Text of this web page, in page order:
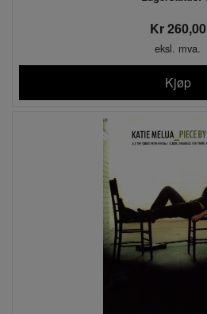
Kr 260,00
eksl. mva.
Kjøp